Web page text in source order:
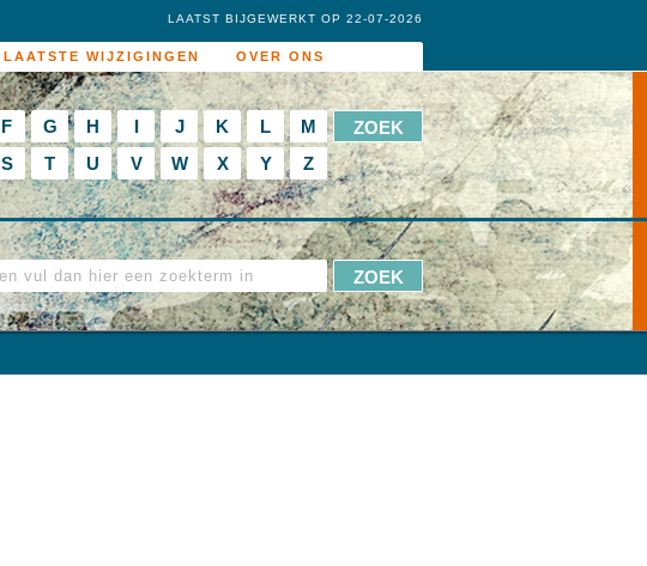
LAATSTE WIJZIGINGEN OVER ONS
LAATST BIJGEWERKT OP 22-07-2026
F G H I J K L
M
S T U V W X Y Z